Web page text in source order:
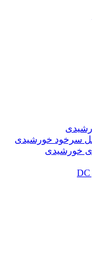
سرخود خورشیدی
خورشیدی